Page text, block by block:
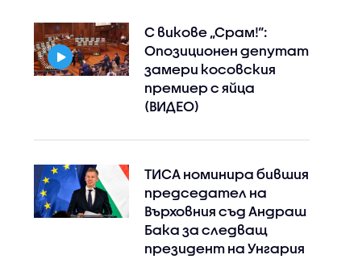
С викове „Срам!“:
Опозиционен депутат
замери косовския
премиер с яйца
(ВИДЕО)
ТИСА номинира бившия
председател на
Върховния съд Андраш
Бака за следващ
президент на Унгария